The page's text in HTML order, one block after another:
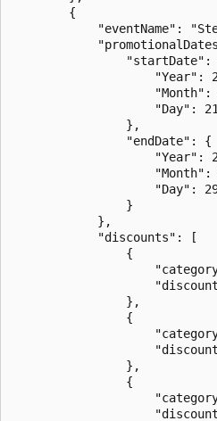
        {
"eventName":
"startDate":
"Year":
"Month":
                    "Day": 21
                },
                "endDate": {
"Year":
"Month":
"Day":
                }
            },
            "discounts": [
                {
                },
                {
                },
                {